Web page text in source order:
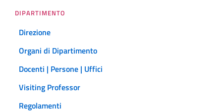
DIPARTIMENTO
Direzione
Organi di Dipartimento
Docenti | Persone | Uffici
Visiting Professor
Regolamenti